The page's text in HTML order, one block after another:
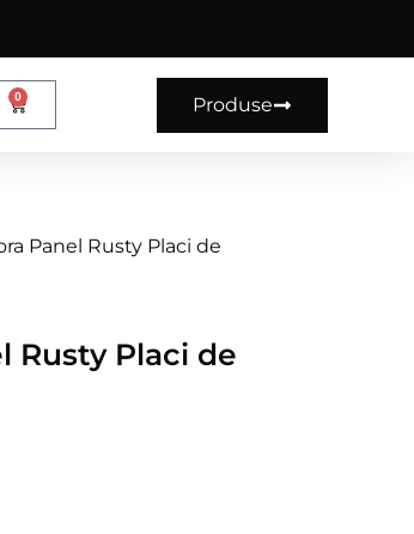
0 Produse
Panel Rusty Placi de
Rusty Placi de